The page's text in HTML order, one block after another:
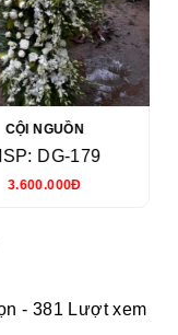
CỘI NGUỒN
DG-179
3.600.000Đ
- 381 Lượt xem